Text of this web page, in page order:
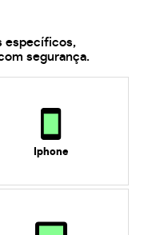
específicos,
segurança.
Iphone